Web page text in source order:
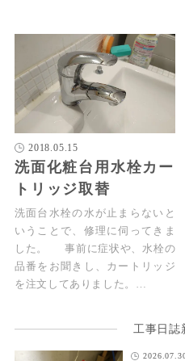
2018.05.15
洗面化粧台用水栓カー
トリッジ取替
洗面台水栓の水が止まらないと
いうことで、修理に伺ってきま
した。 事前に症状や、水栓の
品番をお聞きし、カートリッジ
を注文してありました。…
工事日誌